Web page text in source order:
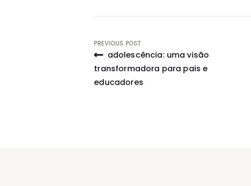
Navegação
de
artigos
PREVIOUS POST
adolescência: uma visão
transformadora para pais e
educadores